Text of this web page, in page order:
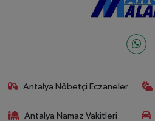
Antalya Nöbetçi Eczaneler
Antalya Namaz Vakitleri